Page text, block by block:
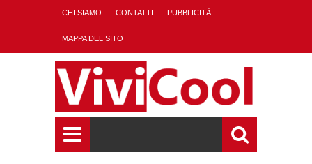
CHI SIAMO CONTATTI PUBBLICITÀ
MAPPA DEL SITO